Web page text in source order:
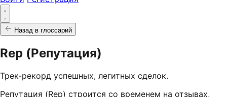
Назад в глоссарий
Rep (Репутация)
Трек-рекорд успешных, легитных сделок.
Репутация (Rep) строится со временем на отзывах,